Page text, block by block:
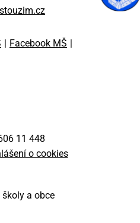
Facebook MŠ
11 448
o cookies
školy a obce